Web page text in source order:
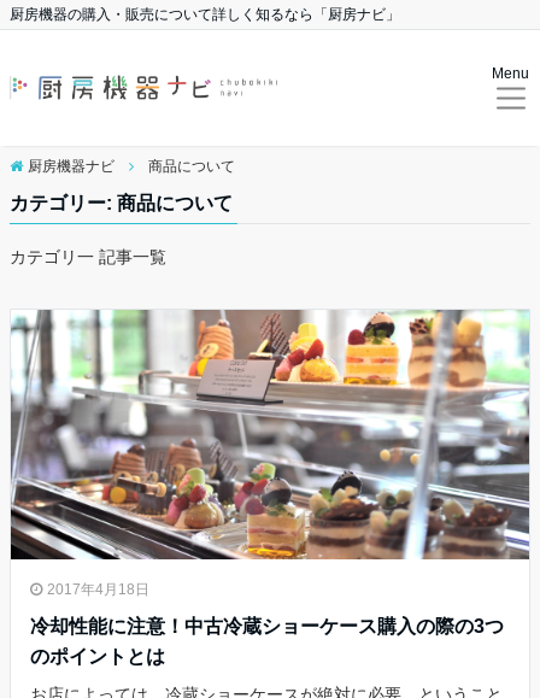
厨房機器の購入・販売について詳しく知るなら「厨房ナビ」
Menu
厨房機器ナビ 商品について
カテゴリー: 商品について
カテゴリ一 記事一覧
2017年4月18日
冷却性能に注意！中古冷蔵ショーケース購入の際の3つ
のポイントとは